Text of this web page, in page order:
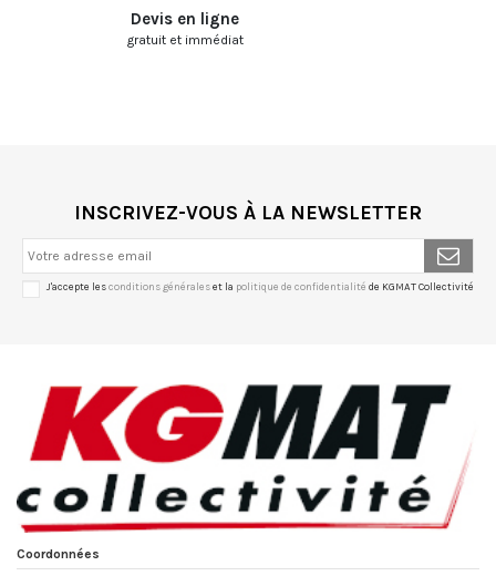
Devis en ligne
gratuit et immédiat
INSCRIVEZ-VOUS À LA NEWSLETTER
J'accepte lesconditions généraleset la politique de confidentialité de KGMAT Collectivité
Coordonnées